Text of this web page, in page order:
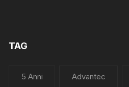
TAG
5 Anni Advantec